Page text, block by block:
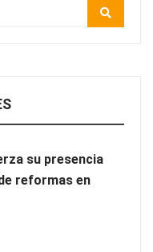
su presencia
reformas en